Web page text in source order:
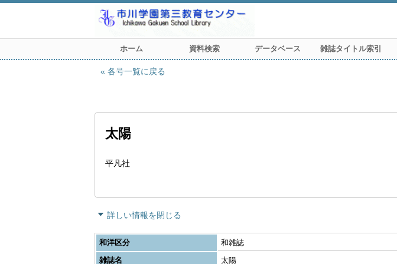
ホーム 資料検索 データベース 雑誌タイトル索引
各号一覧に戻る
太陽
平凡社
詳しい情報を閉じる
和洋区分
和雑誌
雑誌名
太陽